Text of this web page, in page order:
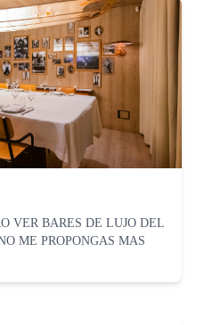
VER BARES DE LUJO DEL
ME PROPONGAS MAS